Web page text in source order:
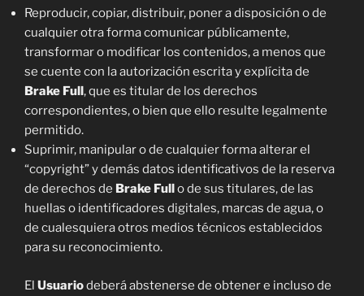
Reproducir, copiar, distribuir, poner a disposición o de
cualquier otra forma comunicar públicamente,
transformar o modificar los contenidos, a menos que
se cuente con la autorización escrita y explícita de
Brake Full , que es titular de los derechos
correspondientes, o bien que ello resulte legalmente
permitido.
Suprimir, manipular o de cualquier forma alterar el
“copyright” y demás datos identificativos de la reserva
de derechos de Brake Full
o de sus titulares, de las
huellas o identificadores digitales, marcas de agua, o
de cualesquiera otros medios técnicos establecidos
para su reconocimiento.
El Usuariodeberá abstenerse de obtener e incluso de